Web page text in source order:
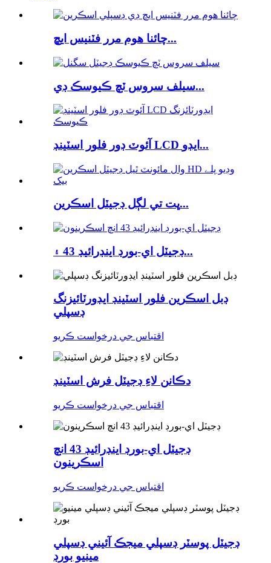
چائنا هوم مرر فٽنيس ايڇ...
سيلف سروس ٽچ ڪيوسڪ ڊي...
آئوٽ ڊور فلور اسٽينڊ LCD ايڊو...
ڀت تي لڳل ڊجيٽل اسڪرين...
ڊجيٽل اي-بورڊ اينڊرائيڊ 43 ۽...
ڊبل اسڪرين فلور اسٽينڊ ايڊورٽائيزنگ
ڊسپلي
اقتباس جي درخواست ڪريو
دڪانن لاءِ ڊجيٽل فرش اسٽينڊ
اقتباس جي درخواست ڪريو
ڊجيٽل اي-بورڊ اينڊرائيڊ 43 انچ
اسڪرينون
اقتباس جي درخواست ڪريو
ڊجيٽل پوسٽر ڊسپلي ميجڪ آئيني ڊسپلي
مينيو بورڊ